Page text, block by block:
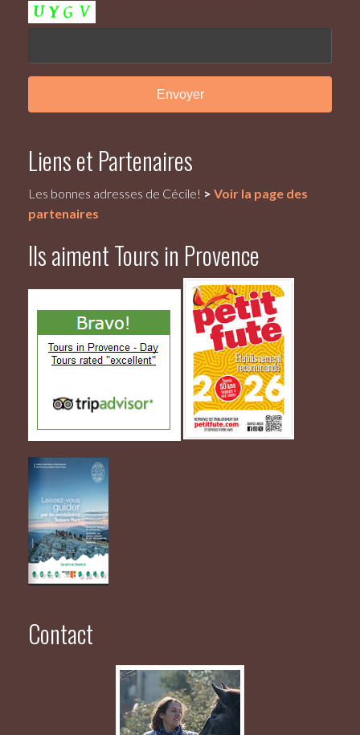
Liens et Partenaires
Les bonnes adresses de Cécile! > Voir la page des
partenaires
Ils aiment Tours in Provence
Contact